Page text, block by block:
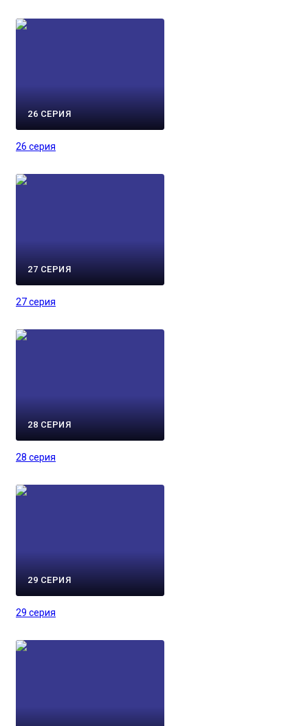
26 СЕРИЯ
26 серия
27 СЕРИЯ
27 серия
28 СЕРИЯ
28 серия
29 СЕРИЯ
29 серия